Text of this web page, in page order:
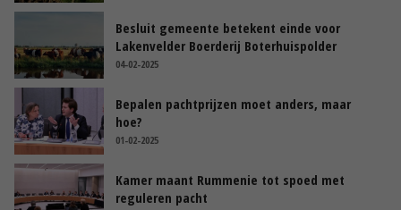
Besluit gemeente betekent einde voor
Lakenvelder Boerderij Boterhuispolder
04-02-2025
Bepalen pachtprijzen moet anders, maar
hoe?
01-02-2025
Kamer maant Rummenie tot spoed met
reguleren pacht